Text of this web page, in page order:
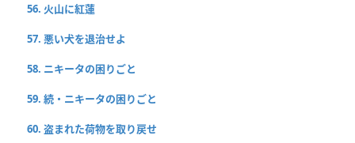
56. 火山に紅蓮
57. 悪い犬を退治せよ
58. ニキータの困りごと
59. 続・ニキータの困りごと
60. 盗まれた荷物を取り戻せ